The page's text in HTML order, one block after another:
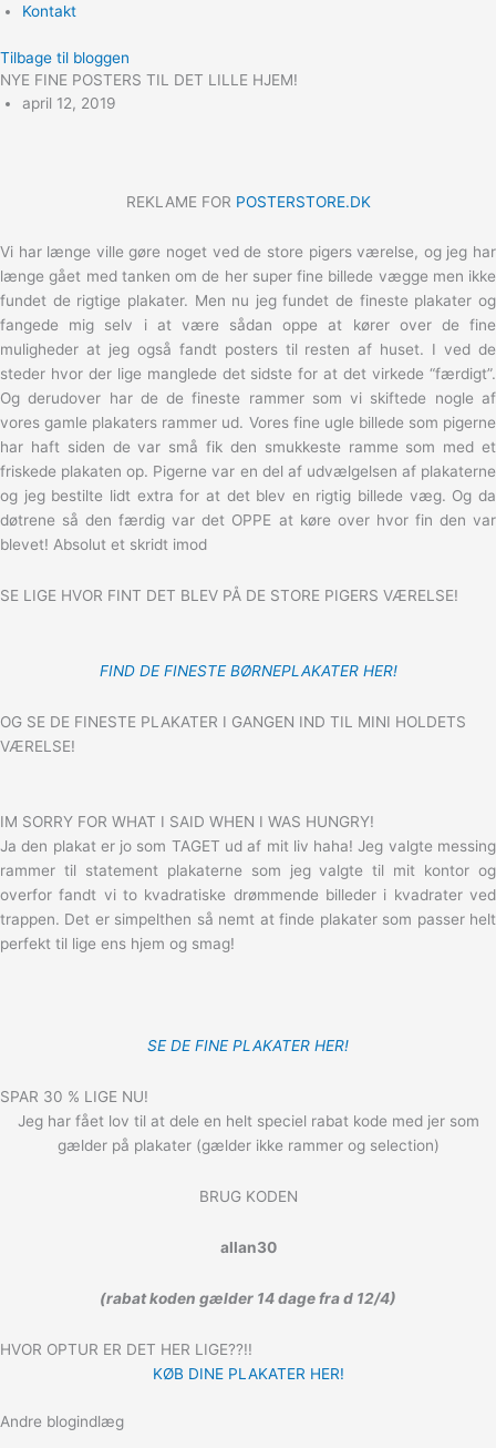
Kontakt
Tilbage til bloggen
NYE FINE POSTERS TIL DET LILLE HJEM!
april 12, 2019
REKLAME FOR POSTERSTORE.DK
Vi har længe ville gøre noget ved de store pigers værelse, og jeg har
længe gået med tanken om de her super fine billede vægge men ikke
fundet de rigtige plakater. Men nu jeg fundet de fineste plakater og
fangede mig selv i at være sådan oppe at kører over de fine
muligheder at jeg også fandt posters til resten af huset. I ved de
steder hvor der lige manglede det sidste for at det virkede “færdigt”.
Og derudover har de de fineste rammer som vi skiftede nogle af
vores gamle plakaters rammer ud. Vores fine ugle billede som pigerne
har haft siden de var små fik den smukkeste ramme som med et
friskede plakaten op. Pigerne var en del af udvælgelsen af plakaterne
og jeg bestilte lidt extra for at det blev en rigtig billede væg. Og da
døtrene så den færdig var det OPPE at køre over hvor fin den var
blevet! Absolut et skridt imod
SE LIGE HVOR FINT DET BLEV PÅ DE STORE PIGERS VÆRELSE!
FIND DE FINESTE BØRNEPLAKATER HER!
OG SE DE FINESTE PLAKATER I GANGEN IND TIL MINI HOLDETS
VÆRELSE!
IM SORRY FOR WHAT I SAID WHEN I WAS HUNGRY!
Ja den plakat er jo som TAGET ud af mit liv haha! Jeg valgte messing
rammer til statement plakaterne som jeg valgte til mit kontor og
overfor fandt vi to kvadratiske drømmende billeder i kvadrater ved
trappen. Det er simpelthen så nemt at finde plakater som passer helt
perfekt til lige ens hjem og smag!
SE DE FINE PLAKATER HER!
SPAR 30 % LIGE NU!
Jeg har fået lov til at dele en helt speciel rabat kode med jer som
gælder på plakater (gælder ikke rammer og selection)
BRUG KODEN
allan30
(rabat koden gælder 14 dage fra d 12/4)
HVOR OPTUR ER DET HER LIGE??!!
KØB DINE PLAKATER HER!
Andre blogindlæg